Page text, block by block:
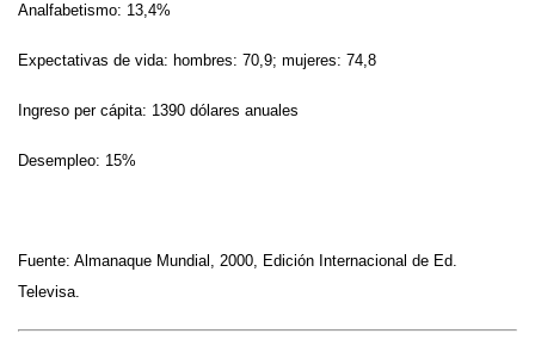
Analfabetismo: 13,4%
Expectativas de vida: hombres: 70,9; mujeres: 74,8
Ingreso per cápita: 1390 dólares anuales
Desempleo: 15%
Fuente: Almanaque Mundial, 2000, Edición Internacional de Ed.
Televisa.